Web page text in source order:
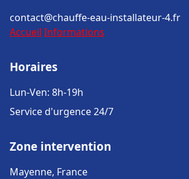
contact@chauffe-eau-installateur-4.fr
Accueil Informations
Horaires
Lun-Ven: 8h-19h
Service d'urgence 24/7
Zone intervention
Mayenne, France